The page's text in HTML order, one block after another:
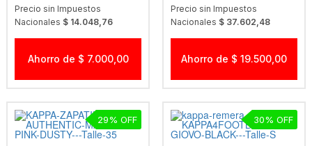
Precio sin Impuestos
Nacionales $ 14.048,76
Ahorro de $ 7.000,00
Precio sin Impuestos
Nacionales $ 37.602,48
Ahorro de $ 19.500,00
29 30